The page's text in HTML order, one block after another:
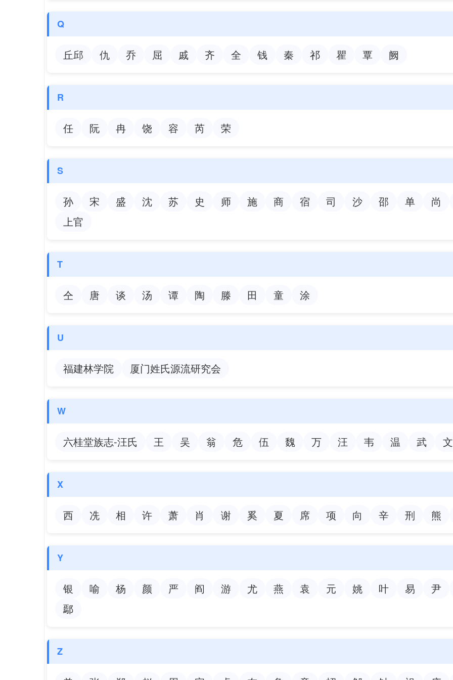
Q
丘邱 仇 乔 屈 戚 齐 全 钱 秦 祁 瞿 覃 阙
R
任 阮 冉 饶 容 芮 荣
S
孙 宋 盛 沈 苏 史 师 施 商 宿 司 沙 邵 单
尚
上官
T
仝 唐 谈 汤 谭 陶 滕 田 童 涂
U
福建林学院 厦门姓氏源流研究会
W
六桂堂族志-汪氏 王 吴 翁 危 伍 魏 万 汪 韦 温 武 文
X
西 冼 相 许 萧 肖 谢 奚 夏 席 项 向 辛 刑 熊
Y
银 喻 杨 颜 严 阎 游 尤 燕 袁 元 姚 叶 易
尹
鄢
Z